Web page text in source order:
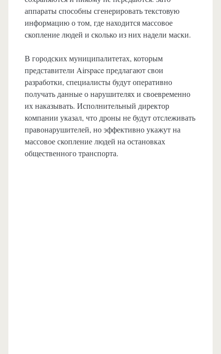
аппараты способны сгенерировать текстовую
информацию о том, где находится массовое
скопление людей и сколько из них надели маски.
В городских муниципалитетах, которым
представители Airspace предлагают свои
разработки, специалисты будут оперативно
получать данные о нарушителях и своевременно
их наказывать. Исполнительный директор
компании указал, что дроны не будут отслеживать
правонарушителей, но эффективно укажут на
массовое скопление людей на остановках
общественного транспорта.